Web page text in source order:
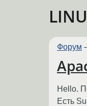
Форум
Hello.
Есть